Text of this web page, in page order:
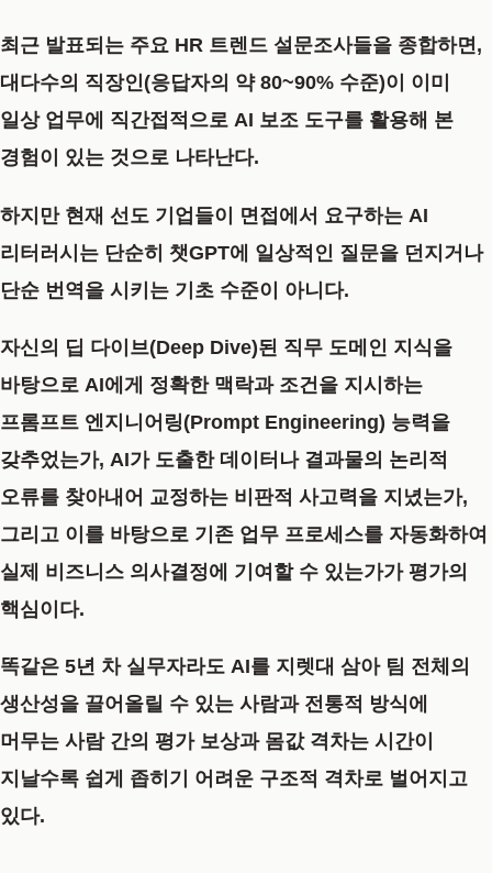
최근 발표되는 주요 HR 트렌드 설문조사들을 종합하면,
대다수의 직장인(응답자의 약 80~90% 수준)이 이미
일상 업무에 직간접적으로 AI 보조 도구를 활용해 본
경험이 있는 것으로 나타난다.
하지만 현재 선도 기업들이 면접에서 요구하는 AI
리터러시는 단순히 챗GPT에 일상적인 질문을 던지거나
단순 번역을 시키는 기초 수준이 아니다.
자신의 딥 다이브(Deep Dive)된 직무 도메인 지식을
바탕으로 AI에게 정확한 맥락과 조건을 지시하는
프롬프트 엔지니어링(Prompt Engineering) 능력을
갖추었는가, AI가 도출한 데이터나 결과물의 논리적
오류를 찾아내어 교정하는 비판적 사고력을 지녔는가,
그리고 이를 바탕으로 기존 업무 프로세스를 자동화하여
실제 비즈니스 의사결정에 기여할 수 있는가가 평가의
핵심이다.
똑같은 5년 차 실무자라도 AI를 지렛대 삼아 팀 전체의
생산성을 끌어올릴 수 있는 사람과 전통적 방식에
머무는 사람 간의 평가 보상과 몸값 격차는 시간이
지날수록 쉽게 좁히기 어려운 구조적 격차로 벌어지고
있다.